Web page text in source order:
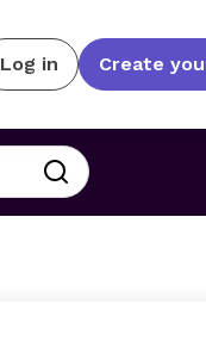
Log in Create